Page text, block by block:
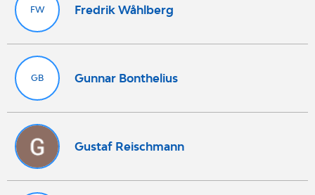
FW Fredrik Wåhlberg
GB Gunnar Bonthelius
Gustaf Reischmann